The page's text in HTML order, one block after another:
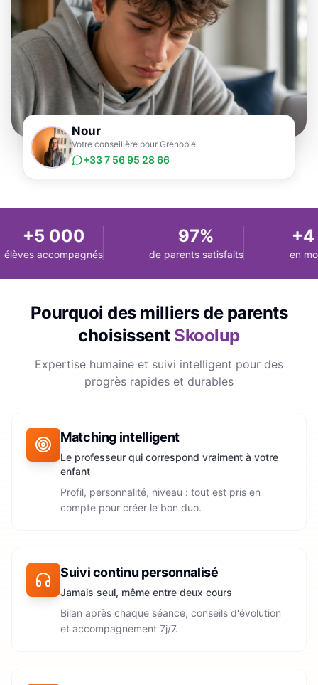
Nour
Votre conseillère pour Grenoble
+33 7 56 95 28 66
+5 000
accompagnés
97%
de parents satisfaits
+4
en
Pourquoi des milliers de parents
choisissent Skoolup
Expertise humaine et suivi intelligent pour des
progrès rapides et durables
Matching intelligent
Le professeur qui correspond vraiment à votre
enfant
Profil, personnalité, niveau : tout est pris en
compte pour créer le bon duo.
Suivi continu personnalisé
Jamais seul, même entre deux cours
Bilan après chaque séance, conseils d'évolution
et accompagnement 7j/7.